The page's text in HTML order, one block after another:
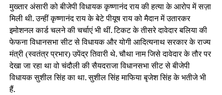
मुख्तार अंसारी को बीजेपी विधायक कृष्णानंद राय की हत्या के आरोप में सज़ा
मिली थी. उन्हीं कृष्णानंद राय के बेटे पीयूष राय को मैदान में उतारकर
इमोशनल कार्ड चलने की चर्चाएं भी थीं. टिकट के तीसरे दावेदार बलिया की
फेफना विधानसभा सीट से विधायक और योगी आदित्यनाथ सरकार के राज्य
मंत्री (स्वतंत्र प्रभार) उपेंद्र तिवारी थे. चौथा नाम जिसे दावेदार के तौर पर
देखा जा रहा था वो चंदौली की सैयदराजा विधानसभा सीट से बीजेपी
विधायक सुशील सिंह का था. सुशील सिंह माफिया बृजेश सिंह के भतीजे भी
हैं.